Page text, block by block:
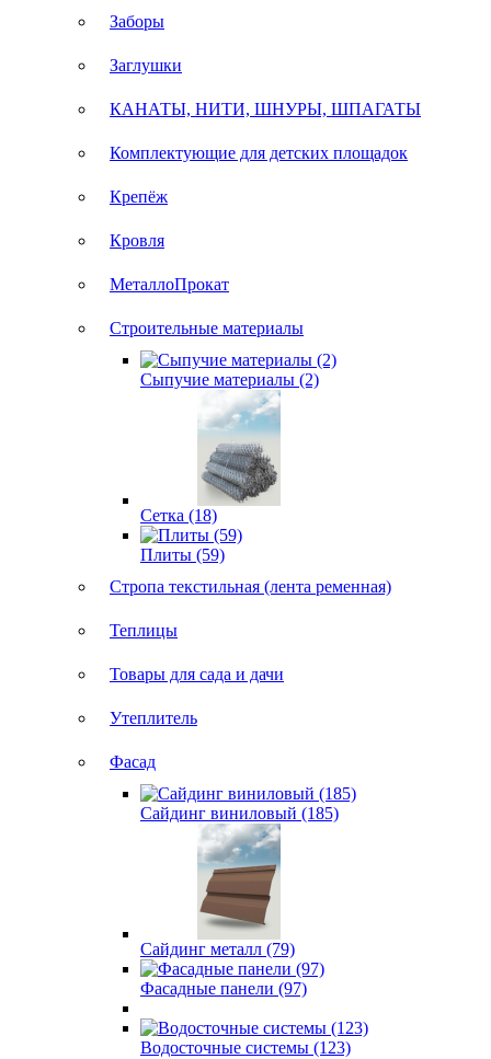
Заборы
Заглушки
КАНАТЫ, НИТИ, ШНУРЫ, ШПАГАТЫ
Комплектующие для детских площадок
Крепёж
Кровля
МеталлоПрокат
Строительные материалы
Сыпучие материалы (2)
Сетка (18)
Плиты (59)
Стропа текстильная (лента ременная)
Теплицы
Товары для сада и дачи
Утеплитель
Фасад
Сайдинг виниловый (185)
Сайдинг металл (79)
Фасадные панели (97)
Водосточные системы (123)